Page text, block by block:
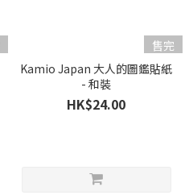
售完
Kamio Japan 大人的圖鑑貼紙
- 和裝
HK$24.00